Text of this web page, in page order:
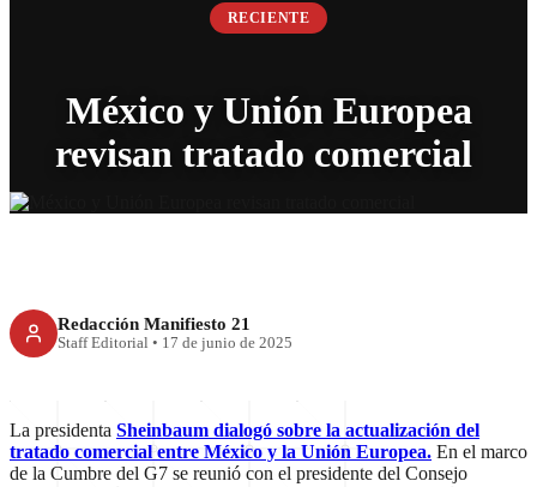
RECIENTE
México y Unión Europea
revisan tratado comercial
Redacción Manifiesto 21
Staff Editorial • 17 de junio de 2025
La presidenta Sheinbaum dialogó sobre la actualización del
tratado comercial entre México y la Unión Europea. En el marco
de la Cumbre del G7 se reunió con el presidente del Consejo